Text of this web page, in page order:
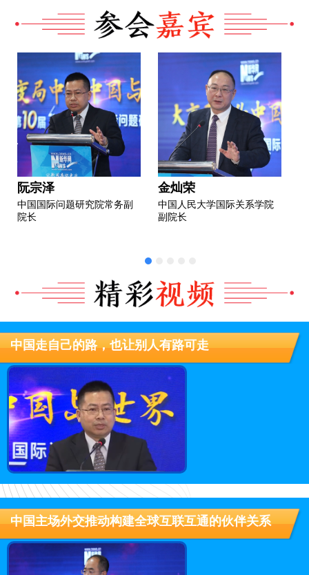
阮宗泽
中国国际问题研究院常务副
院长
金灿荣
中国人民大学国际关系学院
副院长
中国走自己的路，也让别人有路可走
中国主场外交推动构建全球互联互通的伙伴关系